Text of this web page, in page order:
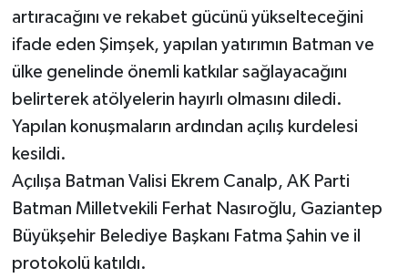
artıracağını ve rekabet gücünü yükselteceğini
ifade eden Şimşek, yapılan yatırımın Batman ve
ülke genelinde önemli katkılar sağlayacağını
belirterek atölyelerin hayırlı olmasını diledi.
Yapılan konuşmaların ardından açılış kurdelesi
kesildi.
Açılışa Batman Valisi Ekrem Canalp, AK Parti
Batman Milletvekili Ferhat Nasıroğlu, Gaziantep
Büyükşehir Belediye Başkanı Fatma Şahin ve il
protokolü katıldı.